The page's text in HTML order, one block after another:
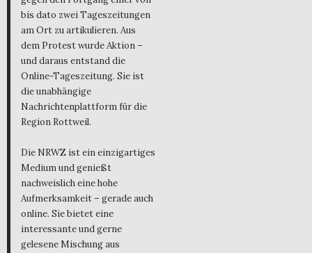
bis dato zwei Tageszeitungen
am Ort zu artikulieren. Aus
dem Protest wurde Aktion –
und daraus entstand die
Online-Tageszeitung. Sie ist
die unabhängige
Nachrichtenplattform für die
Region Rottweil.
Die NRWZ ist ein einzigartiges
Medium und genießt
nachweislich eine hohe
Aufmerksamkeit – gerade auch
online. Sie bietet eine
interessante und gerne
gelesene Mischung aus